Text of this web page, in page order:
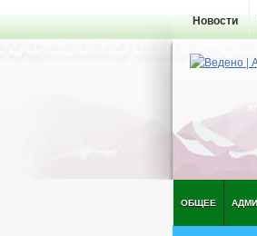
Новости
ОБЩЕЕ